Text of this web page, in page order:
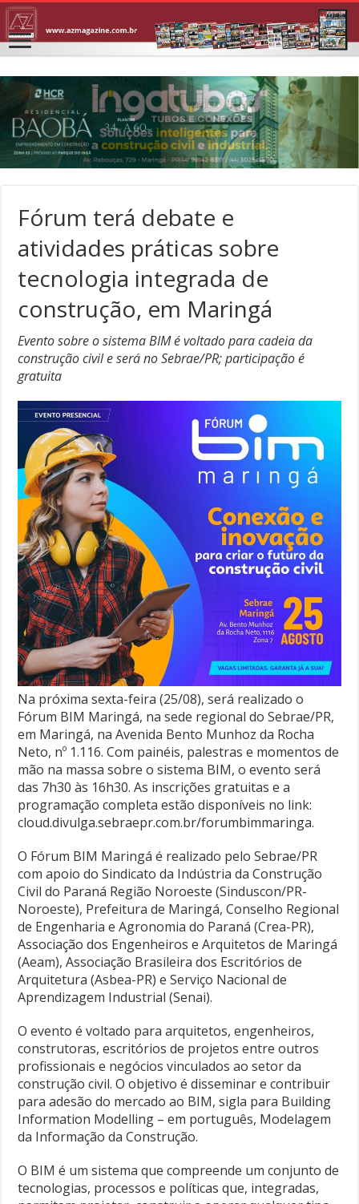
Fórum terá debate e
atividades práticas sobre
tecnologia integrada de
construção, em Maringá
Evento sobre o sistema BIM é voltado para cadeia da
construção civil e será no Sebrae/PR; participação é
gratuita
Na próxima sexta-feira (25/08), será realizado o
Fórum BIM Maringá, na sede regional do Sebrae/PR,
em Maringá, na Avenida Bento Munhoz da Rocha
Neto, nº 1.116. Com painéis, palestras e momentos de
mão na massa sobre o sistema BIM, o evento será
das 7h30 às 16h30. As inscrições gratuitas e a
programação completa estão disponíveis no link:
cloud.divulga.sebraepr.com.br/forumbimmaringa.
O Fórum BIM Maringá é realizado pelo Sebrae/PR
com apoio do Sindicato da Indústria da Construção
Civil do Paraná Região Noroeste (Sinduscon/PR-
Noroeste), Prefeitura de Maringá, Conselho Regional
de Engenharia e Agronomia do Paraná (Crea-PR),
Associação dos Engenheiros e Arquitetos de Maringá
(Aeam), Associação Brasileira dos Escritórios de
Arquitetura (Asbea-PR) e Serviço Nacional de
Aprendizagem Industrial (Senai).
O evento é voltado para arquitetos, engenheiros,
construtoras, escritórios de projetos entre outros
profissionais e negócios vinculados ao setor da
construção civil. O objetivo é disseminar e contribuir
para adesão do mercado ao BIM, sigla para Building
Information Modelling – em português, Modelagem
da Informação da Construção.
O BIM é um sistema que compreende um conjunto de
tecnologias, processos e políticas que, integradas,